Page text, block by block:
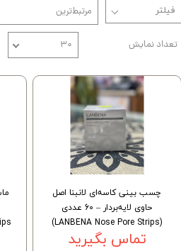
مرتبط‌ترین
تعداد نمایش ۳۰
چسب بینی کاسه‌ای لانبنا اصل
حاوی لایه‌بردار – 60 عددی
(LANBENA Nose Pore Strips)
تماس بگیرید